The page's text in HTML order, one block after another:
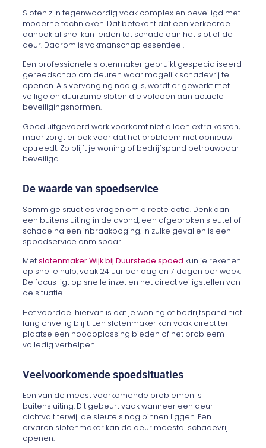
Sloten zijn tegenwoordig vaak complex en beveiligd met
moderne technieken. Dat betekent dat een verkeerde
aanpak al snel kan leiden tot schade aan het slot of de
deur. Daarom is vakmanschap essentieel.
Een professionele slotenmaker gebruikt gespecialiseerd
gereedschap om deuren waar mogelijk schadevrij te
openen. Als vervanging nodig is, wordt er gewerkt met
veilige en duurzame sloten die voldoen aan actuele
beveiligingsnormen.
Goed uitgevoerd werk voorkomt niet alleen extra kosten,
maar zorgt er ook voor dat het probleem niet opnieuw
optreedt. Zo blijft je woning of bedrijfspand betrouwbaar
beveiligd.
De waarde van spoedservice
Sommige situaties vragen om directe actie. Denk aan
een buitensluiting in de avond, een afgebroken sleutel of
schade na een inbraakpoging. In zulke gevallen is een
spoedservice onmisbaar.
Metslotenmaker Wijk bij Duurstede spoed kun je rekenen
op snelle hulp, vaak 24 uur per dag en 7 dagen per week.
De focus ligt op snelle inzet en het direct veiligstellen van
de situatie.
Het voordeel hiervan is dat je woning of bedrijfspand niet
lang onveilig blijft. Een slotenmaker kan vaak direct ter
plaatse een noodoplossing bieden of het probleem
volledig verhelpen.
Veelvoorkomende spoedsituaties
Een van de meest voorkomende problemen is
buitensluiting. Dit gebeurt vaak wanneer een deur
dichtvalt terwijl de sleutels nog binnen liggen. Een
ervaren slotenmaker kan de deur meestal schadevrij
openen.